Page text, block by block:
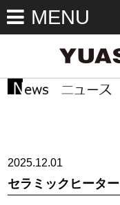
MENU
2025.12.01
セラミックヒーター